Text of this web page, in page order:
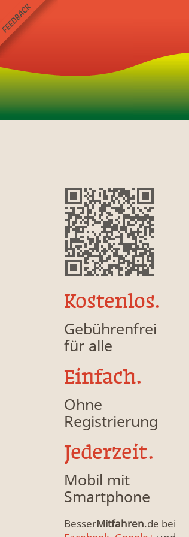
Kostenlos.
Gebührenfrei
für alle
Einfach.
Ohne
Registrierung
Jederzeit.
Mobil mit
Smartphone
BesserMitfahren.de bei